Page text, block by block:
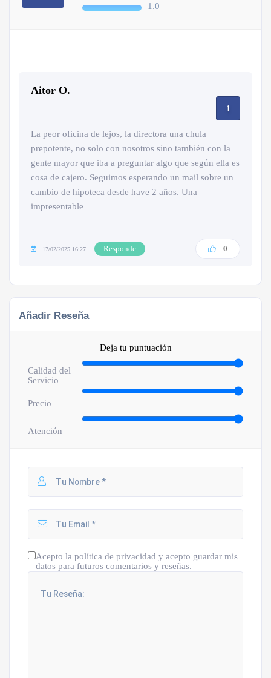
1.0
Aitor O.
1
La peor oficina de lejos, la directora una chula
prepotente, no solo con nosotros sino también con la
gente mayor que iba a preguntar algo que según ella es
cosa de cajero. Seguimos esperando un mail sobre un
cambio de hipoteca desde have 2 años. Una
impresentable
17/02/2025 16:27 Responde 0
Añadir Reseña
Deja tu puntuación
Calidad del
Servicio
Precio
Atención
Acepto la política de privacidad y acepto guardar mis
datos para futuros comentarios y reseñas.